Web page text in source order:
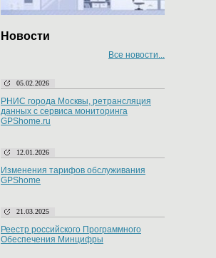
Новости
Все новости...
05.02.2026
РНИС города Москвы, ретрансляция
данных с сервиса мониторинга
GPShome.ru
12.01.2026
Изменения тарифов обслуживания
GPShome
21.03.2025
Реестр российского Программного
Обеспечения Минцифры